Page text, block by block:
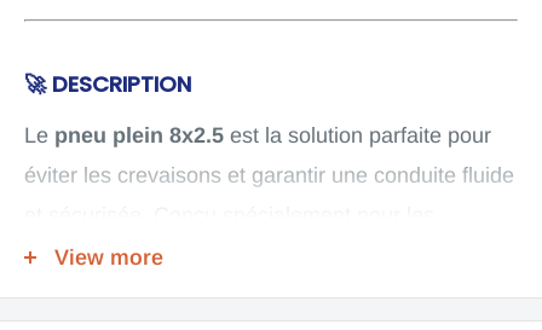
🚀 DESCRIPTION
Le pneu plein 8x2.5 est la solution parfaite pour
éviter les crevaisons et garantir une conduite fluide
trottinettes électriques, ce pneu en caoutchouc
haute densité offre une excellente adhérence et
View more